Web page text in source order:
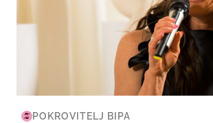
POKROVITELJ BIPA